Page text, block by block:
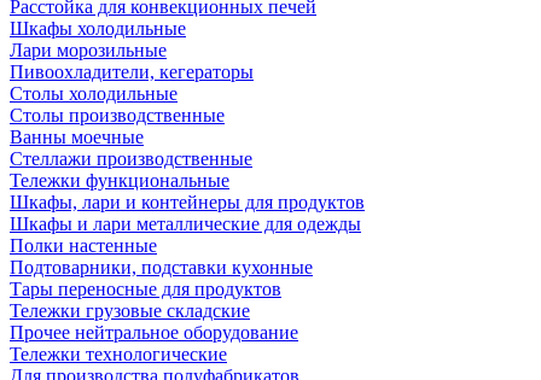
Расстойка для конвекционных печей
Шкафы холодильные
Лари морозильные
Пивоохладители, кегераторы
Столы холодильные
Столы производственные
Ванны моечные
Стеллажи производственные
Тележки функциональные
Шкафы, лари и контейнеры для продуктов
Шкафы и лари металлические для одежды
Полки настенные
Подтоварники, подставки кухонные
Тары переносные для продуктов
Тележки грузовые складские
Прочее нейтральное оборудование
Тележки технологические
Для производства полуфабрикатов